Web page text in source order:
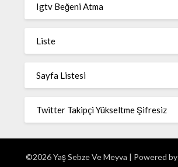
Igtv Beğeni Atma
Liste
Sayfa Listesi
Twitter Takipçi Yükseltme Şifresiz
©2026 Yaş Sebze Ve Meyva | Powered by